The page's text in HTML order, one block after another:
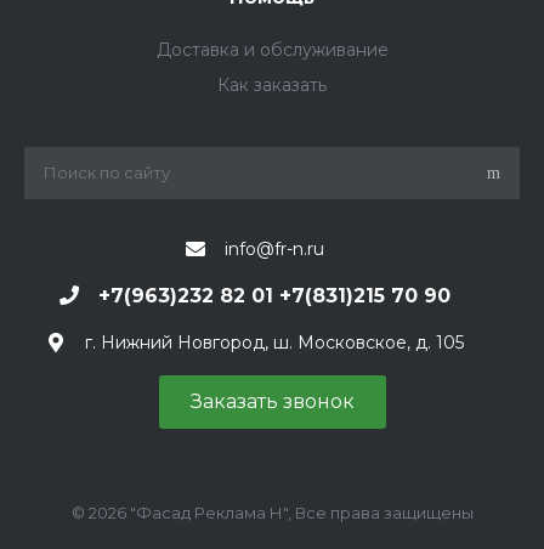
Доставка и обслуживание
Как заказать
info@fr-n.ru
+7(963)232 82 01 +7(831)215 70 90
г. Нижний Новгород, ш. Московское, д. 105
Заказать звонок
© 2026 "Фасад Реклама Н", Все права защищены